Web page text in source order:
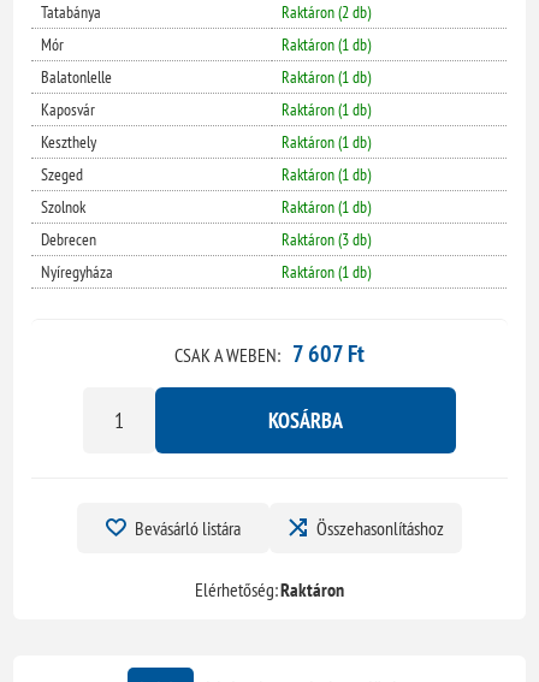
Tatabánya
Raktáron (2 db)
Mór
Raktáron (1 db)
Balatonlelle
Raktáron (1 db)
Kaposvár
Raktáron (1 db)
Keszthely
Raktáron (1 db)
Szeged
Raktáron (1 db)
Szolnok
Raktáron (1 db)
Debrecen
Raktáron (3 db)
Nyíregyháza
Raktáron (1 db)
CSAK A WEBEN: 7 607 Ft
KOSÁRBA
Bevásárló listára Összehasonlításhoz
Elérhetőség:Raktáron